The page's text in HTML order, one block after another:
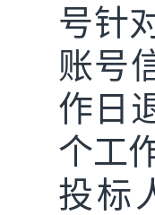
号针
账号
作日
个工
投标